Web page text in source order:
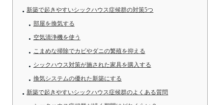
新築で起きやすいシックハウス症候群の対策5つ
部屋を換気する
空気清浄機を使う
こまめな掃除でカビやダニの繁殖を抑える
シックハウス対策が施された家具を購入する
換気システムの優れた新築にする
新築で起きやすいシックハウス症候群のよくある質問